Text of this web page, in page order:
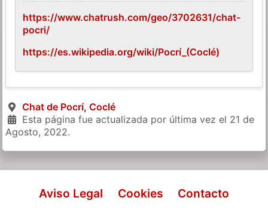
https://www.chatrush.com/geo/3702631/chat-
pocri/
https://es.wikipedia.org/wiki/Pocrí_(Coclé)
Chat de Pocrí, Coclé
Esta página fue actualizada por última vez el 21 de
Agosto, 2022.
Aviso Legal Cookies Contacto